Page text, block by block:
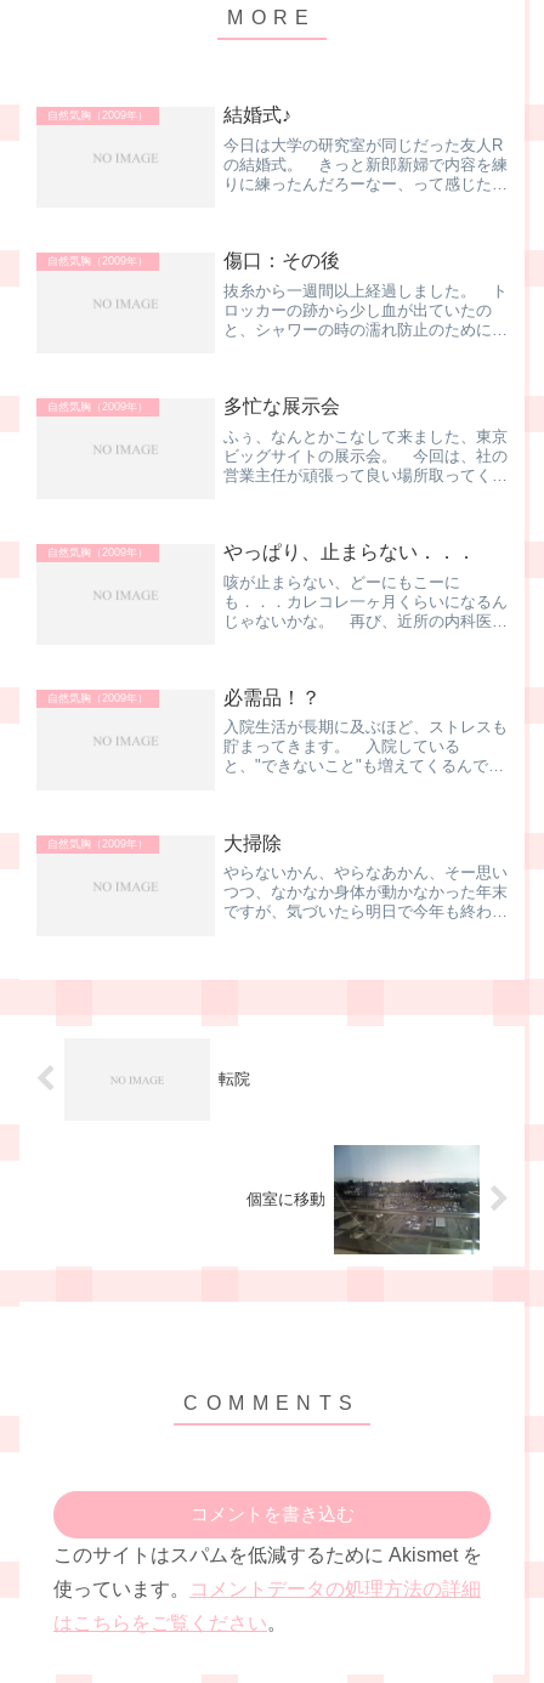
自然気胸（2009年） 結婚式♪
今日は大学の研究室が同じだった友人R
の結婚式。 きっと新郎新婦で内容を練
りに練ったんだろーなー、って感じた、
式でした。 久しぶりにあ...
自然気胸（2009年） 傷口：その後
抜糸から一週間以上経過しました。 ト
ロッカーの跡から少し血が出ていたの
と、シャワーの時の濡れ防止のために絆
た。 別に絆創膏くらい、付...
自然気胸（2009年） 多忙な展示会
ふぅ、なんとかこなして来ました、東京
ビッグサイトの展示会。 今回は、社の
営業主任が頑張って良い場所取ってくれ
ったんですね。今年は全...
自然気胸（2009年） やっぱり、止まらない．．．
咳が止まらない、どーにもこーに
も．．．カレコレ一ヶ月くらいになるん
じゃないかな。 再び、近所の内科医
ゲホゲホ。でも、熱や頭痛はナシ。...
自然気胸（2009年） 必需品！？
入院生活が長期に及ぶほど、ストレスも
貯まってきます。 入院している
と、"できないこと"も増えてくるんです
飲むのも一苦労。 そんな時に役...
自然気胸（2009年） 大掃除
やらないかん、やらなあかん、そー思い
つつ、なかなか身体が動かなかった年末
ですが、気づいたら明日で今年も終わり
転院
個室に移動
コメントを書き込む
このサイトはスパムを低減するために Akismet を
使っています。
コメントデータの処理方法の詳細
はこちらをご覧ください。